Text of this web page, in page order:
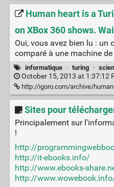
Human heart is a
on XBox 360 shows.
Oui, vous avez bien lu :
comparé à une machine de
informatique · turing ·
October 15, 2013 at 1:37:12
http://igoro.com/archive/human-heart-is-a-
Sites pour
Principalement sur
!
http://
http://it-ebooks.info/
http://www.ebooks-
http://